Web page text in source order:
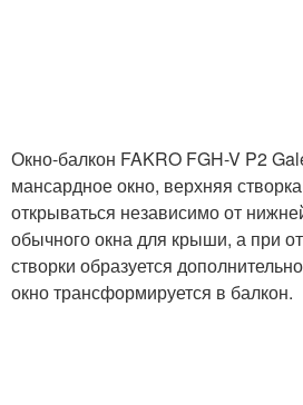
Окно-балкон FAKRO FGH-V P2
мансардное окно, верхняя
открываться независимо от
обычного окна для крыши, а при
створки образуется
окно трансформируется в балкон.